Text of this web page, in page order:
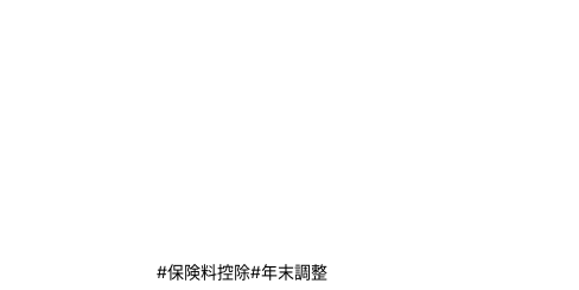
#保険料控除#年末調整